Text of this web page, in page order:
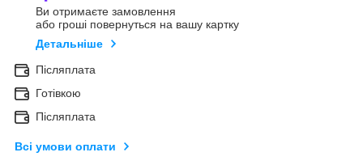
Ви отримаєте замовлення
або гроші повернуться на вашу картку
Детальніше
Післяплата
Готівкою
Післяплата
Всі умови оплати